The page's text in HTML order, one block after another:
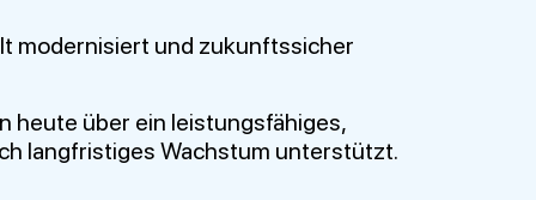
modernisiert und zukunftssicher
heute über ein leistungsfähiges,
langfristiges Wachstum unterstützt.